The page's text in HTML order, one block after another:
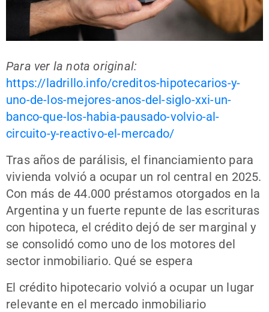
Para ver la nota original:
https://ladrillo.info/creditos-hipotecarios-y-
uno-de-los-mejores-anos-del-siglo-xxi-un-
banco-que-los-habia-pausado-volvio-al-
circuito-y-reactivo-el-mercado/
Tras años de parálisis, el financiamiento para
vivienda volvió a ocupar un rol central en 2025.
Con más de 44.000 préstamos otorgados en la
Argentina y un fuerte repunte de las escrituras
con hipoteca, el crédito dejó de ser marginal y
se consolidó como uno de los motores del
sector inmobiliario. Qué se espera
El crédito hipotecario volvió a ocupar un lugar
relevante en el mercado inmobiliario